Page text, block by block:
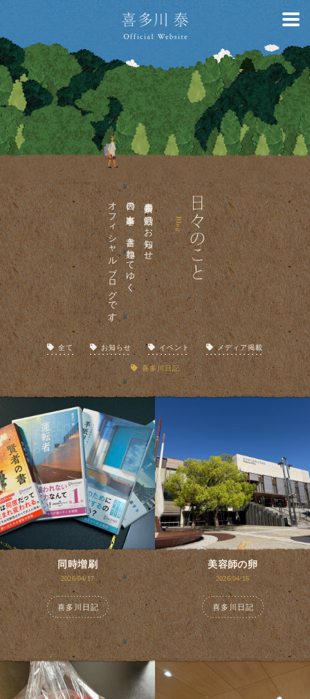
喜多川泰の活動のお知らせ、
日々の出来事を、書き連ねてゆく
オフィシャルブログです。
全て お知らせ イベント メディア掲載
喜多川日記
同時増刷
2026/04/17
喜多川日記
美容師の卵
2026/04/16
喜多川日記